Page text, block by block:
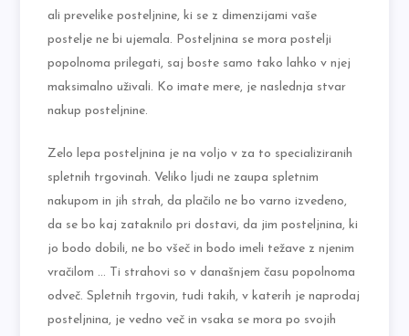
ali prevelike posteljnine, ki se z dimenzijami vaše
postelje ne bi ujemala. Posteljnina se mora postelji
popolnoma prilegati, saj boste samo tako lahko v njej
maksimalno uživali. Ko imate mere, je naslednja stvar
nakup posteljnine.
Zelo lepa posteljnina je na voljo v za to specializiranih
spletnih trgovinah. Veliko ljudi ne zaupa spletnim
nakupom in jih strah, da plačilo ne bo varno izvedeno,
da se bo kaj zataknilo pri dostavi, da jim posteljnina, ki
jo bodo dobili, ne bo všeč in bodo imeli težave z njenim
vračilom … Ti strahovi so v današnjem času popolnoma
odveč. Spletnih trgovin, tudi takih, v katerih je naprodaj
posteljnina, je vedno več in vsaka se mora po svojih